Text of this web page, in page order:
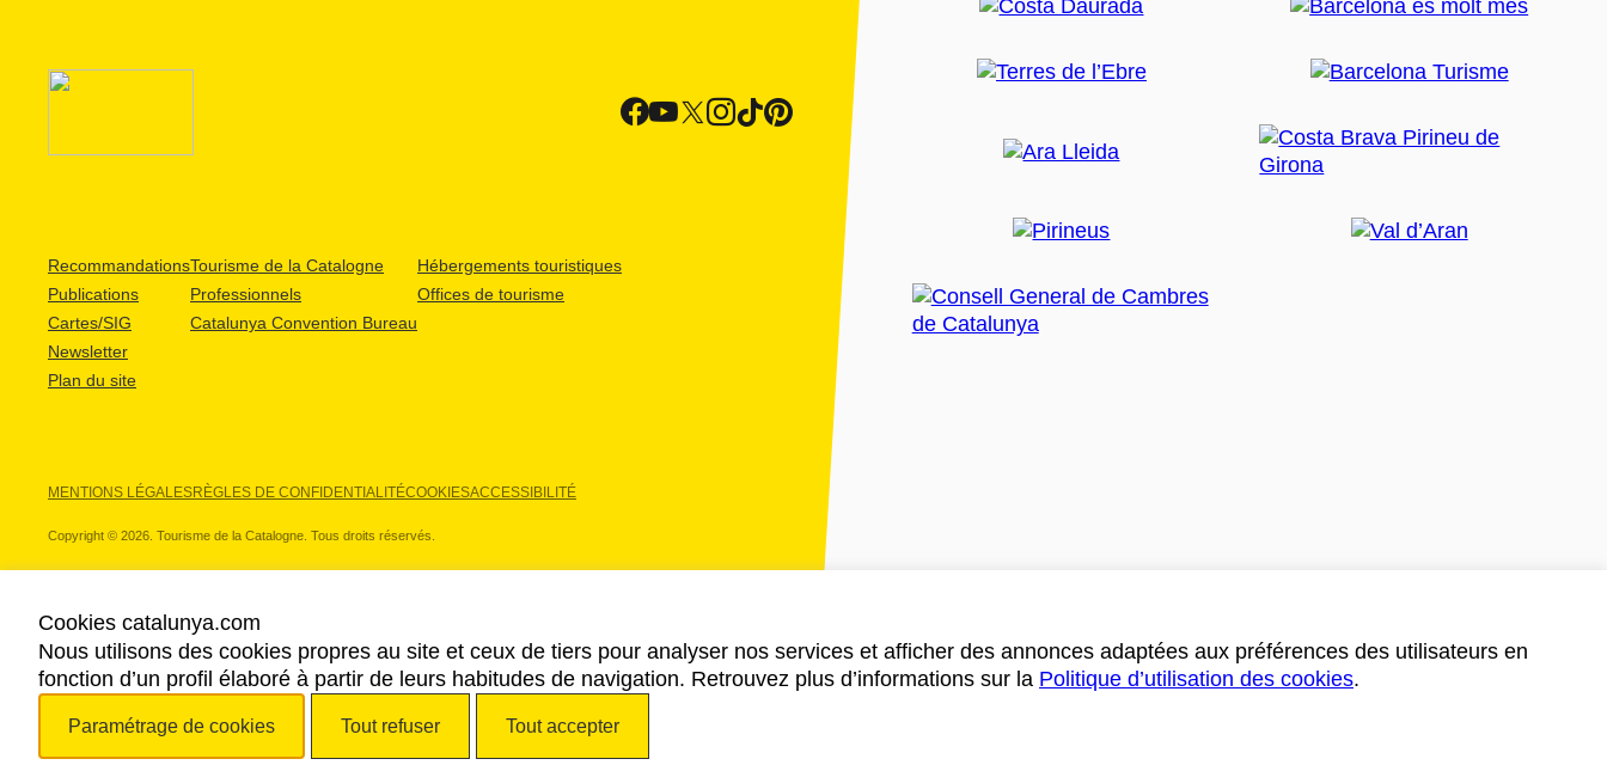
Recommandations
Publications
Cartes/SIG
Newsletter
Plan du site
Tourisme de la Catalogne
Professionnels
Catalunya Convention Bureau
Hébergements touristiques
Offices de tourisme
MENTIONS LÉGALESRÈGLES DE CONFIDENTIALITÉCOOKIESACCESSIBILITÉ
Copyright © 2026. Tourisme de la Catalogne. Tous droits réservés.
NOS PARTENAIRES
Cookies catalunya.com
Nous utilisons des cookies propres au site et ceux de tiers pour analyser nos services et afficher des annonces adaptées aux préférences des utilisateurs en
fonction d’un profil élaboré à partir de leurs habitudes de navigation. Retrouvez plus d’informations sur la Politique d’utilisation des cookies.
Paramétrage de cookies Tout refuser Tout accepter